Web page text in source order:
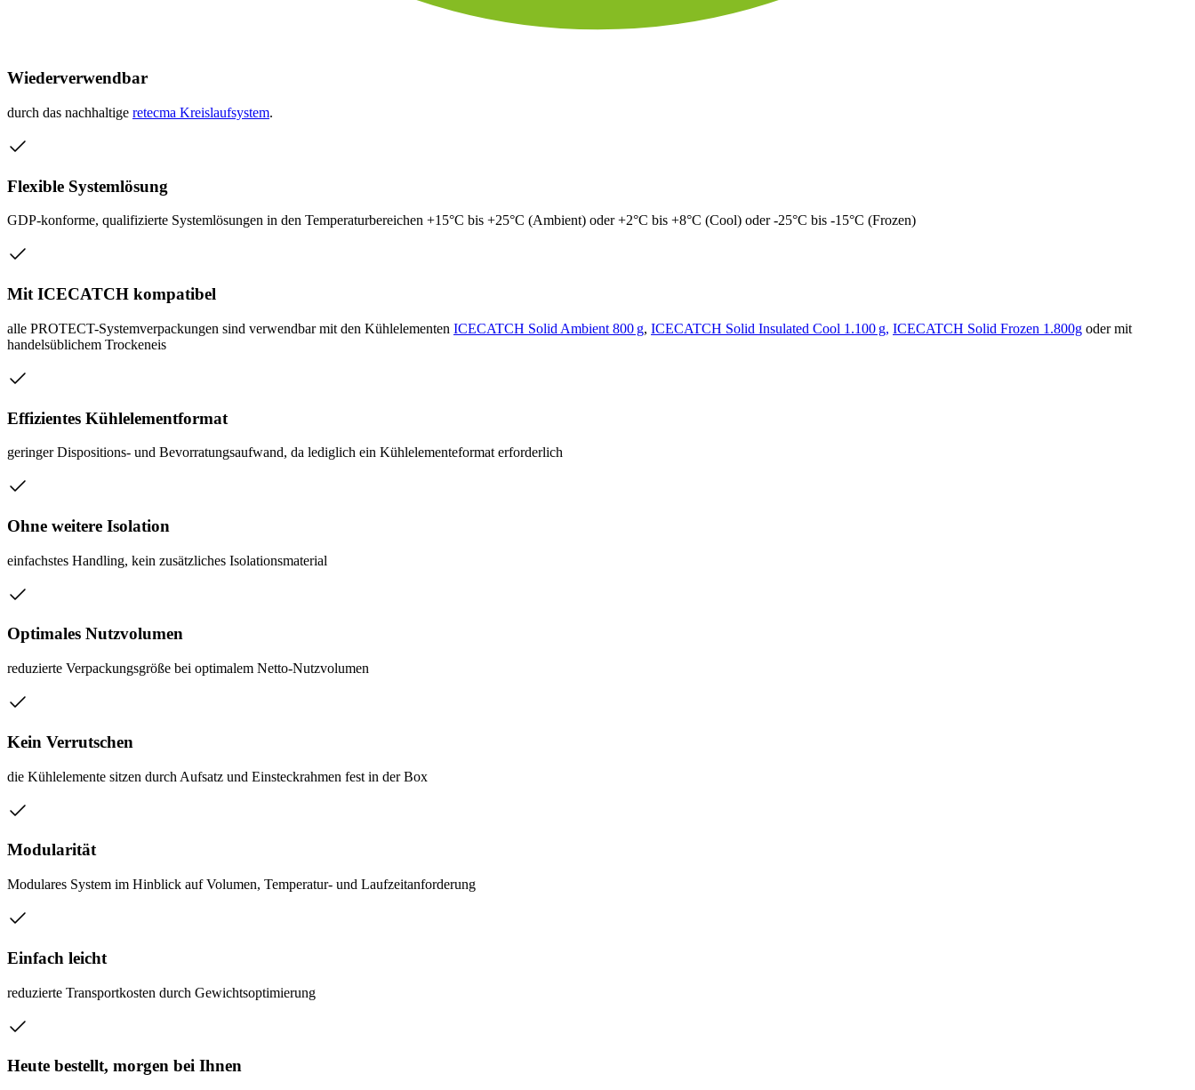
Wiederverwendbar
durch das nachhaltige retecma Kreislaufsystem.
Flexible Systemlösung
GDP-konforme, qualifizierte Systemlösungen in den Temperatur­bereichen +15°C bis +25°C (Ambient) oder +2°C bis +8°C (Cool) oder -25°C bis -15°C (Frozen)
Mit ICECATCH kompatibel
alle PROTECT-Systemverpackungen sind verwendbar mit den Kühlelementen ICECATCH Solid Ambient 800 g, ICECATCH Solid Insulated Cool 1.100 g, ICECATCH Solid Frozen 1.800g oder mit
handelsüblichem Trockeneis
Effizientes Kühlelementformat
geringer Dispositions- und Bevorratungsaufwand, da lediglich ein Kühlelementeformat erforderlich
Ohne weitere Isolation
einfachstes Handling, kein zusätzliches Isolationsmaterial
Optimales Nutzvolumen
reduzierte Verpackungsgröße bei optimalem Netto-Nutzvolumen
Kein Verrutschen
die Kühlelemente sitzen durch Aufsatz und Einsteckrahmen fest in der Box
Modularität
Modulares System im Hinblick auf Volumen, Temperatur- und Laufzeitanforderung
Einfach leicht
reduzierte Transportkosten durch Gewichtsoptimierung
Heute bestellt, morgen bei Ihnen